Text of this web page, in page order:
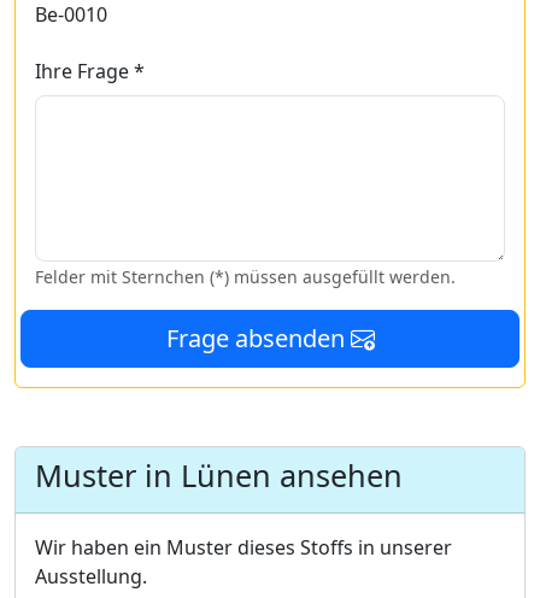
Be-0010
Ihre Frage *
Felder mit Sternchen (*) müssen ausgefüllt werden.
Frage absenden
Muster in Lünen ansehen
Wir haben ein Muster dieses Stoffs in unserer
Ausstellung.